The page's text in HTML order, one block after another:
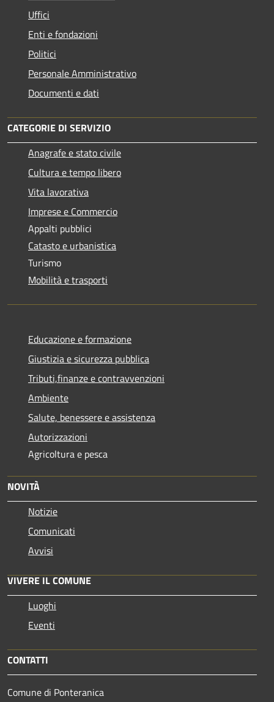
Uffici
Enti e fondazioni
Politici
Personale Amministrativo
Documenti e dati
CATEGORIE DI SERVIZIO
Anagrafe e stato civile
Cultura e tempo libero
Vita lavorativa
Imprese e Commercio
Appalti pubblici
Catasto e urbanistica
Turismo
Mobilità e trasporti
Educazione e formazione
Giustizia e sicurezza pubblica
Tributi,finanze e contravvenzioni
Ambiente
Salute, benessere e assistenza
Autorizzazioni
Agricoltura e pesca
NOVITÀ
Notizie
Comunicati
Avvisi
VIVERE IL COMUNE
Luoghi
Eventi
CONTATTI
Comune di Ponteranica